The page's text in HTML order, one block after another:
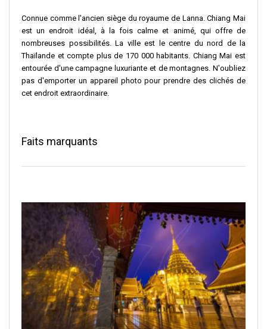
Connue comme l'ancien siège du royaume de Lanna. Chiang Mai
est un endroit idéal, à la fois calme et animé, qui offre de
nombreuses possibilités. La ville est le centre du nord de la
Thaïlande et compte plus de 170 000 habitants. Chiang Mai est
entourée d'une campagne luxuriante et de montagnes. N'oubliez
pas d'emporter un appareil photo pour prendre des clichés de
cet endroit extraordinaire.
Faits marquants